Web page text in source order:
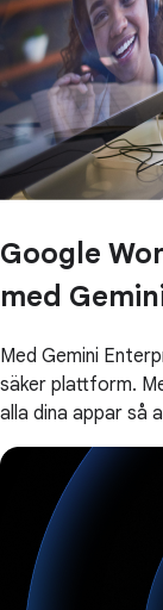
Google
med
Med Gemini
säker plattform.
alla dina appar så